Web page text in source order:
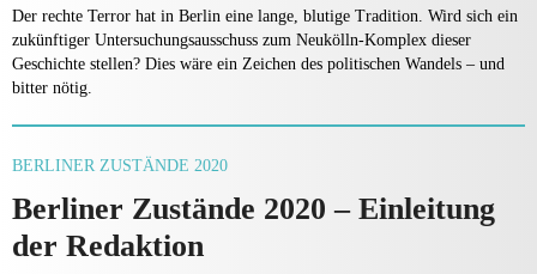
Der rechte Terror hat in Berlin eine lange, blutige Tradition. Wird sich ein
zukünftiger Untersuchungsausschuss zum Neukölln-Komplex dieser
Geschichte stellen? Dies wäre ein Zeichen des politischen Wandels – und
bitter nötig.
BERLINER ZUSTÄNDE 2020
Berliner Zustände 2020 – Einleitung
der Redaktion